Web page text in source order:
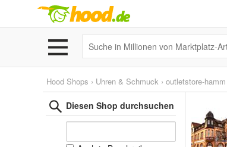
Hood Shops › Uhren & Schmuck › outletstore-hamm
Diesen Shop durchsuchen